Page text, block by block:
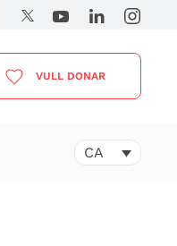
VULL DONAR
CA